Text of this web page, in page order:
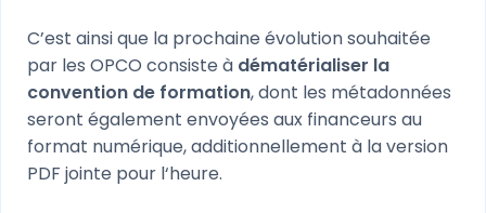
C’est ainsi que la prochaine évolution souhaitée
par les OPCO consiste à dématérialiser la
convention de formation, dont les métadonnées
seront également envoyées aux financeurs au
format numérique, additionnellement à la version
PDF jointe pour l‘heure.